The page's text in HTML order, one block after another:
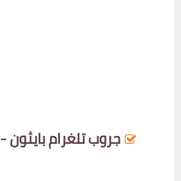
جروب تلغرام بايثون - Python